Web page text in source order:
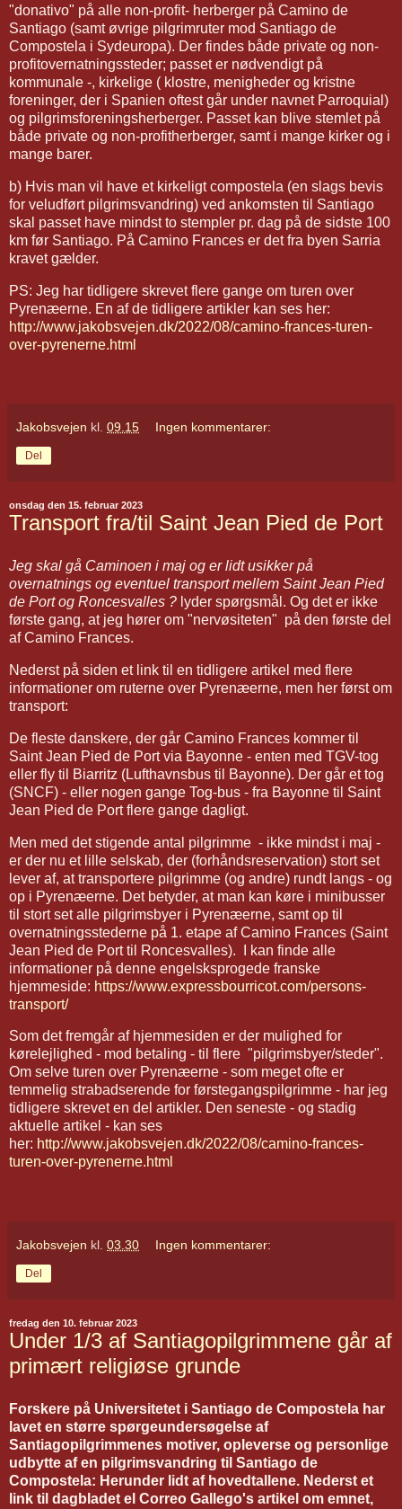
"donativo" på alle non-profit- herberger på Camino de
Santiago (samt øvrige pilgrimruter mod Santiago de
Compostela i Sydeuropa). Der findes både private og non-
profitovernatningssteder; passet er nødvendigt på
kommunale -, kirkelige ( klostre, menigheder og kristne
foreninger, der i Spanien oftest går under navnet Parroquial)
og pilgrimsforeningsherberger. Passet kan blive stemlet på
både private og non-profitherberger, samt i mange kirker og i
mange barer.
b) Hvis man vil have et kirkeligt compostela (en slags bevis
for veludført pilgrimsvandring) ved ankomsten til Santiago
skal passet have mindst to stempler pr. dag på de sidste 100
km før Santiago. På Camino Frances er det fra byen Sarria
kravet gælder.
PS: Jeg har tidligere skrevet flere gange om turen over
Pyrenæerne. En af de tidligere artikler kan ses her:
http://www.jakobsvejen.dk/2022/08/camino-frances-turen-
over-pyrenerne.html
Jakobsvejen kl. 09.15 Ingen kommentarer:
Del
onsdag den 15. februar 2023
Transport fra/til Saint Jean Pied de Port
Jeg skal gå Caminoen i maj og er lidt usikker på
overnatnings og eventuel transport mellem Saint Jean Pied
de Port og Roncesvalles ? lyder spørgsmål. Og det er ikke
første gang, at jeg hører om "nervøsiteten" på den første del
af Camino Frances.
Nederst på siden et link til en tidligere artikel med flere
informationer om ruterne over Pyrenæerne, men her først om
transport:
De fleste danskere, der går Camino Frances kommer til
Saint Jean Pied de Port via Bayonne - enten med TGV-tog
eller fly til Biarritz (Lufthavnsbus til Bayonne). Der går et tog
(SNCF) - eller nogen gange Tog-bus - fra Bayonne til Saint
Jean Pied de Port flere gange dagligt.
Men med det stigende antal pilgrimme - ikke mindst i maj -
er der nu et lille selskab, der (forhåndsreservation) stort set
lever af, at transportere pilgrimme (og andre) rundt langs - og
op i Pyrenæerne. Det betyder, at man kan køre i minibusser
til stort set alle pilgrimsbyer i Pyrenæerne, samt op til
overnatningsstederne på 1. etape af Camino Frances (Saint
Jean Pied de Port til Roncesvalles). I kan finde alle
informationer på denne engelsksprogede franske
hjemmeside: https://www.expressbourricot.com/persons-
transport/
Som det fremgår af hjemmesiden er der mulighed for
kørelejlighed - mod betaling - til flere "pilgrimsbyer/steder".
Om selve turen over Pyrenæerne - som meget ofte er
temmelig strabadserende for førstegangspilgrimme - har jeg
tidligere skrevet en del artikler. Den seneste - og stadig
aktuelle artikel - kan ses
her: http://www.jakobsvejen.dk/2022/08/camino-frances-
turen-over-pyrenerne.html
Jakobsvejen kl. 03.30 Ingen kommentarer:
Del
fredag den 10. februar 2023
Under 1/3 af Santiagopilgrimmene går af
primært religiøse grunde
Forskere på Universitetet i Santiago de Compostela har
lavet en større spørgeundersøgelse af
Santiagopilgrimmenes motiver, opleverse og personlige
udbytte af en pilgrimsvandring til Santiago de
Compostela: Herunder lidt af hovedtallene. Nederst et
link til dagbladet el Correo Gallego's artikel om emnet,